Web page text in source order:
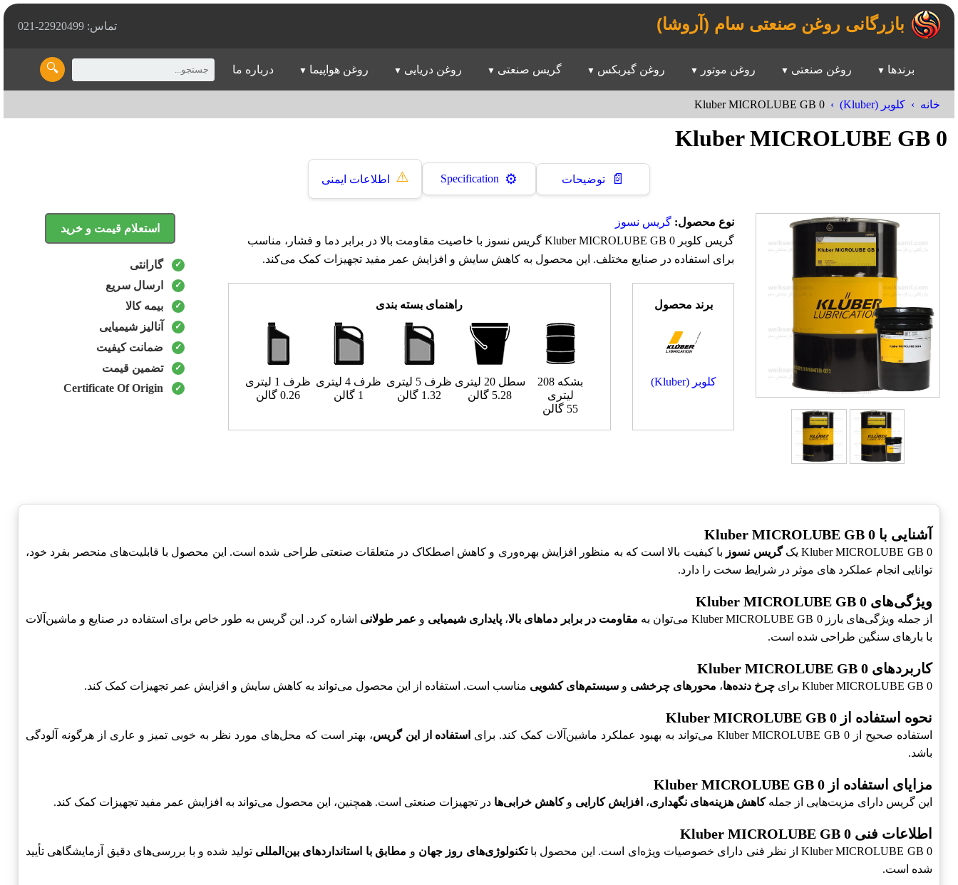
بازرگانی روغن صنعتی سام (آروشا) تماس: 22920499-021
🔍 برندها روغن صنعتی روغن موتور روغن گیربکس گریس صنعتی روغن دریایی روغن هواپیما درباره ما
خانه کلوبر (Kluber) Kluber MICROLUBE GB 0‎
Kluber MICROLUBE GB 0‎
📄 توضیحات ⚙️
Specification
⚠️ اطلاعات ایمنی
نوع محصول: گریس نسوز
گریس کلوبر Kluber MICROLUBE GB 0‎ گریس نسوز با خاصیت مقاومت بالا در برابر دما و فشار، مناسب
برای استفاده در صنایع مختلف. این محصول به کاهش سایش و افزایش عمر مفید تجهیزات کمک می‌کند.
برند محصول
کلوبر (Kluber)
راهنمای بسته بندی
بشکه 208
لیتری
55 گالن
سطل 20 لیتری
5.28 گالن
ظرف 5 لیتری
1.32 گالن
ظرف 4 لیتری
1 گالن
ظرف 1 لیتری
0.26 گالن
استعلام قیمت و خرید
گارانتی
ارسال سریع
بیمه کالا
آنالیز شیمیایی
ضمانت کیفیت
تضمین قیمت
Certificate Of Origin
آشنایی با Kluber MICROLUBE GB 0
Kluber MICROLUBE GB 0 یک گریس نسوز با کیفیت بالا است که به منظور افزایش بهره‌وری و کاهش اصطکاک در متعلقات صنعتی طراحی شده است. این محصول با قابلیت‌های منحصر بفرد خود،
توانایی انجام عملکرد های موثر در شرایط سخت را دارد.
ویژگی‌های Kluber MICROLUBE GB 0
از جمله ویژگی‌های بارز Kluber MICROLUBE GB 0 می‌توان به مقاومت در برابر دماهای بالا، پایداری شیمیایی و عمر طولانی اشاره کرد. این گریس به طور خاص برای استفاده در صنایع و ماشین‌آلات
با بارهای سنگین طراحی شده است.
کاربردهای Kluber MICROLUBE GB 0
Kluber MICROLUBE GB 0 برای چرخ دنده‌ها، محورهای چرخشی و سیستم‌های کشویی مناسب است. استفاده از این محصول می‌تواند به کاهش سایش و افزایش عمر تجهیزات کمک کند.
نحوه استفاده از Kluber MICROLUBE GB 0
استفاده صحیح از Kluber MICROLUBE GB 0 می‌تواند به بهبود عملکرد ماشین‌آلات کمک کند. برای استفاده از این گریس، بهتر است که محل‌های مورد نظر به خوبی تمیز و عاری از هرگونه آلودگی
باشد.
مزایای استفاده از Kluber MICROLUBE GB 0
این گریس دارای مزیت‌هایی از جملهکاهش هزینه‌های نگهداری، افزایش کارایی وکاهش خرابی‌ها در تجهیزات صنعتی است. همچنین، این محصول می‌تواند به افزایش عمر مفید تجهیزات کمک کند.
اطلاعات فنی Kluber MICROLUBE GB 0
Kluber MICROLUBE GB 0 از نظر فنی دارای خصوصیات ویژه‌ای است. این محصول با تکنولوژی‌های روز جهان و مطابق با استانداردهای بین‌المللی تولید شده و با بررسی‌های دقیق آزمایشگاهی تأیید
شده است.